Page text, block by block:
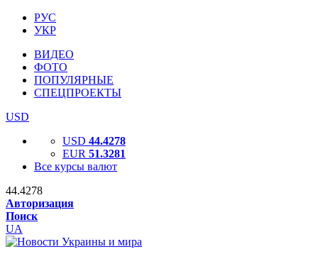
РУС
УКР
ВИДЕО
ФОТО
ПОПУЛЯРНЫЕ
СПЕЦПРОЕКТЫ
USD
USD 44.4278
EUR 51.3281
Все курсы валют
44.4278
Авторизация
Поиск
UA